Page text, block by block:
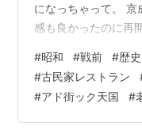
になっちゃって。 京
感も良かったのに再
るのやめろや。 都心
はたまげましたね。
空を！←すばらしい
す！←アホかな？っ
#昭和 #戦前 #歴
#古民家レストラン
#アド街ック天国 #